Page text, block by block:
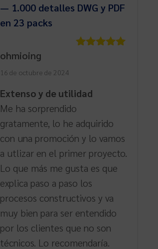
— 1.000 detalles DWG y PDF
en 23 packs
ohmioing
16 de octubre de 2024
Extenso y de utilidad
Me ha sorprendido
gratamente, lo he adquirido
con una promoción y lo vamos
a utlizar en el primer proyecto.
Lo que más me gusta es que
explica paso a paso los
procesos constructivos y va
muy bien para ser entendido
por los clientes que no son
técnicos. Lo recomendaría.